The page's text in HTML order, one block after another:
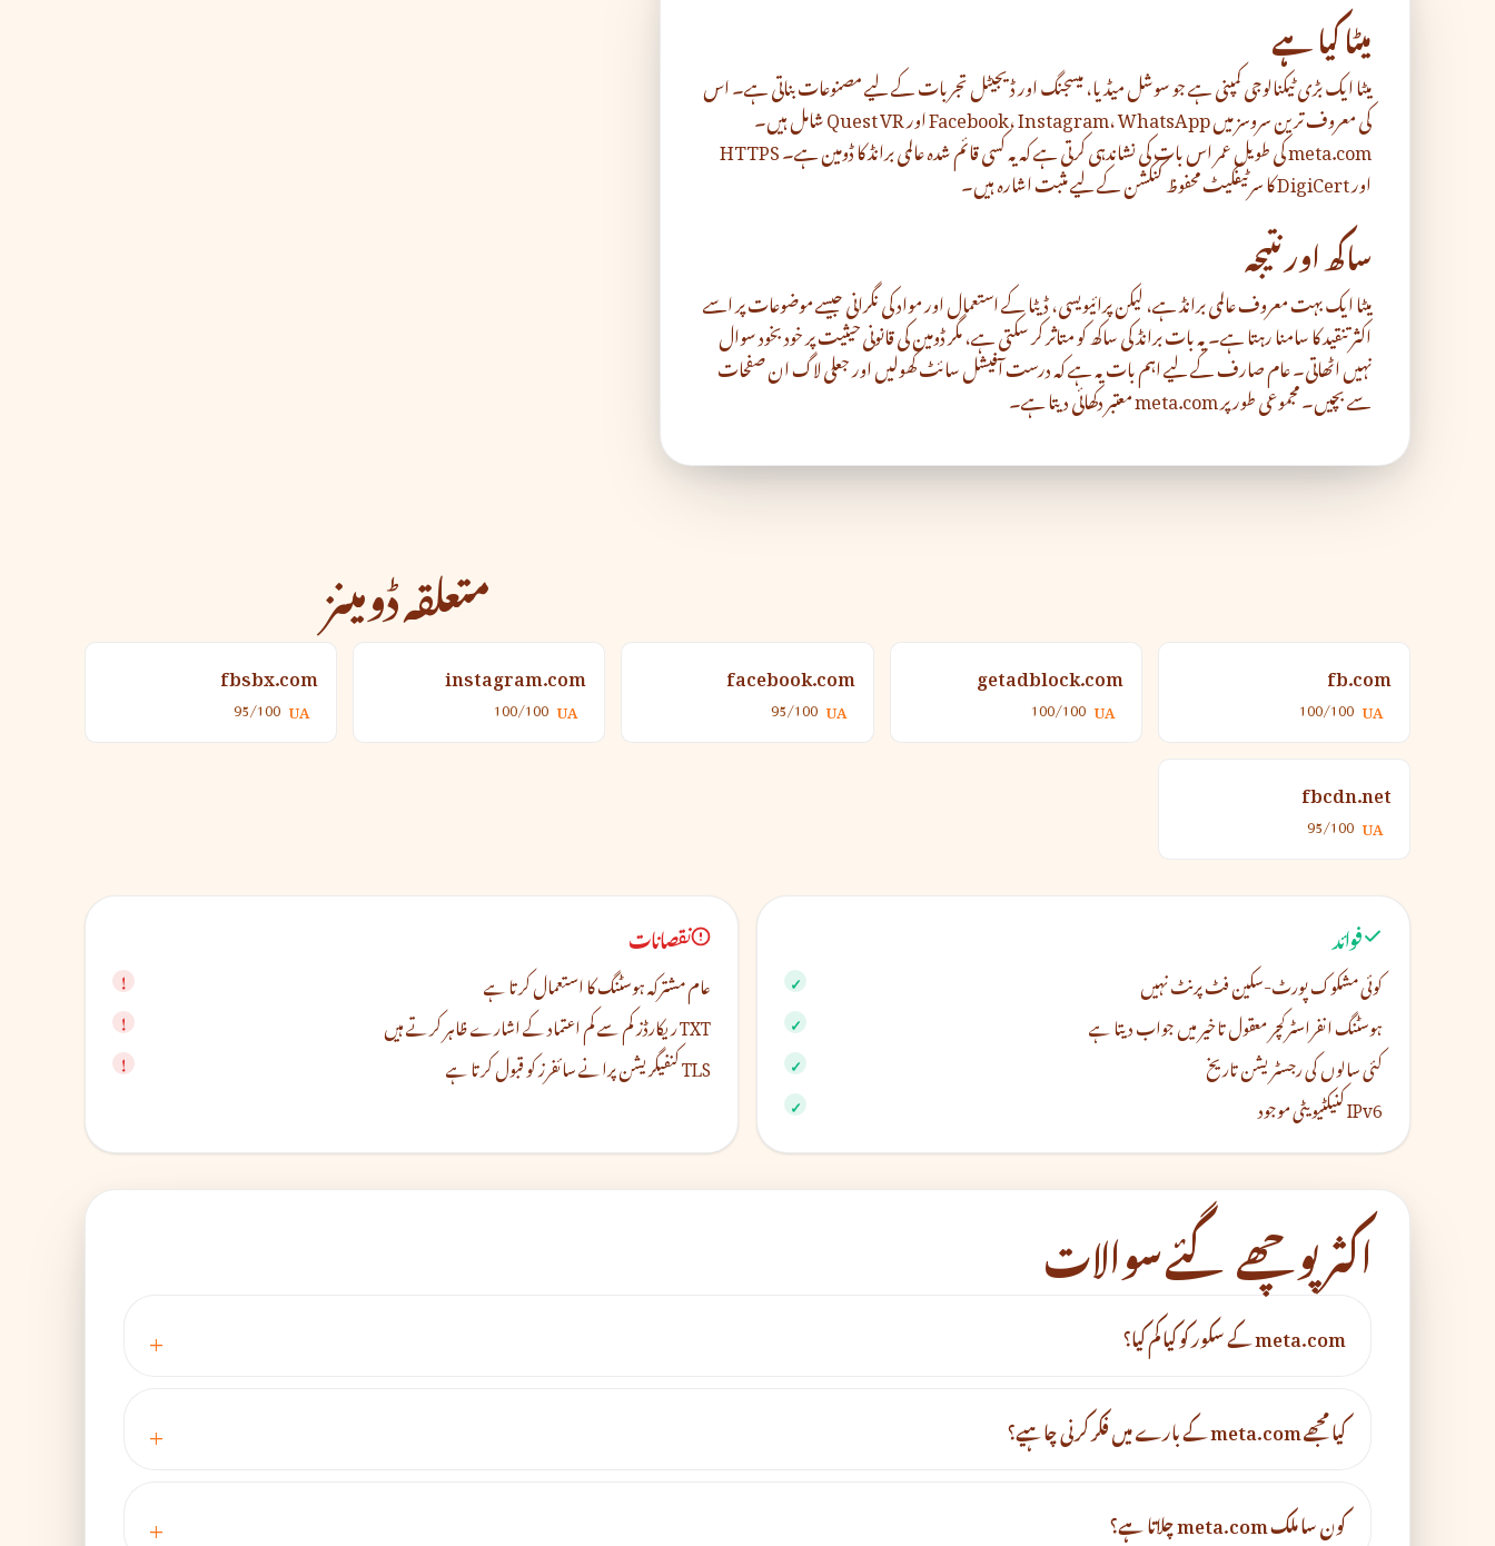
میٹا کیا ہے
میٹا ایک بڑی ٹیکنالوجی کمپنی ہے جو سوشل میڈیا، میسجنگ اور ڈیجیٹل تجربات کے لیے مصنوعات بناتی ہے۔ اس
کی معروف ترین سروسز میں Facebook، Instagram، WhatsApp اور Quest VR شامل ہیں۔
meta.com کی طویل عمر اس بات کی نشاندہی کرتی ہے کہ یہ کسی قائم شدہ عالمی برانڈ کا ڈومین ہے۔ HTTPS
اور DigiCert کا سرٹیفکیٹ محفوظ کنکشن کے لیے مثبت اشارہ ہیں۔
ساکھ اور نتیجہ
میٹا ایک بہت معروف عالمی برانڈ ہے، لیکن پرائیویسی، ڈیٹا کے استعمال اور مواد کی نگرانی جیسے موضوعات پر اسے
اکثر تنقید کا سامنا رہتا ہے۔ یہ بات برانڈ کی ساکھ کو متاثر کر سکتی ہے، مگر ڈومین کی قانونی حیثیت پر خود بخود سوال
نہیں اٹھاتی۔ عام صارف کے لیے اہم بات یہ ہے کہ درست آفیشل سائٹ کھولیں اور جعلی لاگ ان صفحات
سے بچیں۔ مجموعی طور پر meta.com معتبر دکھائی دیتا ہے۔
متعلقہ ڈومینز
fb.com
UA
100/100
getadblock.com
UA
100/100
facebook.com
UA
95/100
instagram.com
UA
100/100
fbsbx.com
UA
95/100
fbcdn.net
UA
95/100
فوائد
کوئی مشکوک پورٹ-سکین فٹ پرنٹ نہیں
ہوسٹنگ انفراسٹرکچر معقول تاخیر میں جواب دیتا ہے
کئی سالوں کی رجسٹریشن تاریخ
IPv6 کنیکٹیویٹی موجود
نقصانات
عام مشترکہ ہوسٹنگ کا استعمال کرتا ہے
TXT ریکارڈز کم سے کم اعتماد کے اشارے ظاہر کرتے ہیں
TLS کنفیگریشن پرانے سائفرز کو قبول کرتا ہے
اکثر پوچھے گئے سوالات
meta.com کے سکور کو کیا کم کیا؟
کیا مجھے meta.com کے بارے میں فکر کرنی چاہیے؟
کون سا ملک meta.com چلاتا ہے؟